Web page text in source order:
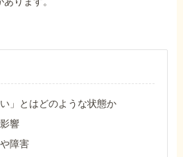
」とはどのような状態か
響
障害